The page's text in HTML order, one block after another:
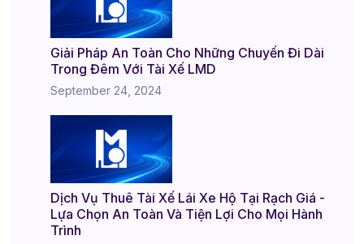
Giải Pháp An Toàn Cho Những Chuyến Đi Dài
Trong Đêm Với Tài Xế LMD
September 24, 2024
Dịch Vụ Thuê Tài Xế Lái Xe Hộ Tại Rạch Giá -
Lựa Chọn An Toàn Và Tiện Lợi Cho Mọi Hành
Trình